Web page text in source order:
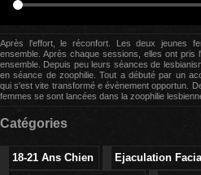
Après l'effort, le réconfort. Les deux jeunes
ensemble. Après chaque sessions, elles ont pris
ensemble. Depuis peu leurs séances de
en séance de zoophilie. Tout a débuté par un
qui s'est vite transformé e évènement opportun.
femmes se sont lancées dans la zoophilie
Catégories
18-21 Ans Chien
Ejaculation